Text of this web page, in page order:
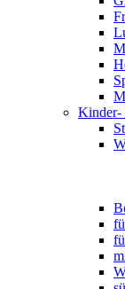
Kinder-